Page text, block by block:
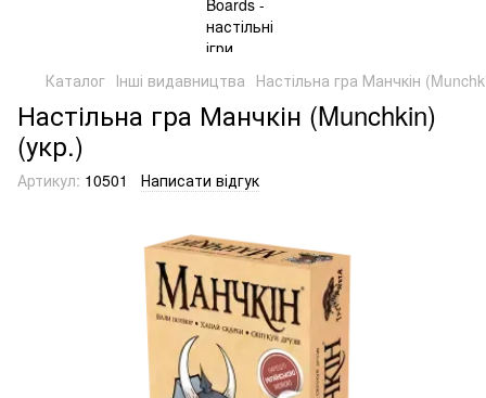
Каталог Інші видавництва Настільна гра Манчкін
Настільна гра Манчкін (Munchkin)
(укр.)
Артикул: 10501 Написати відгук